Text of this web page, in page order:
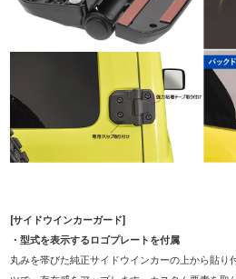
[サイドウインカーガード]
・型式を表示するロゴプレートを付属
丸みを帯びた純正サイドウインカーの上から貼り